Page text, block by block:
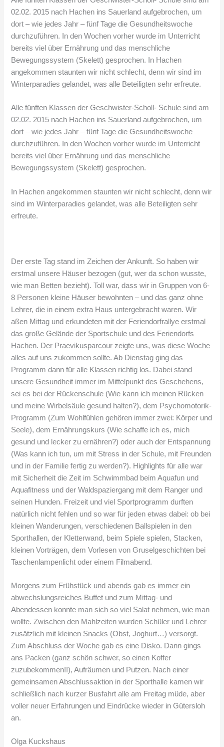
02.02. 2015 nach Hachen ins Sauerland aufgebrochen, um
dort – wie jedes Jahr – fünf Tage die Gesundheitswoche
durchzuführen. In den Wochen vorher wurde im Unterricht
bereits viel über Ernährung und das menschliche
Bewegungssystem (Skelett) gesprochen. In Hachen
angekommen staunten wir nicht schlecht, denn wir sind im
Winterparadies gelandet, was alle Beteiligten sehr erfreute.
Alle fünften Klassen der Geschwister-Scholl- Schule sind am
02.02. 2015 nach Hachen ins Sauerland aufgebrochen, um
dort – wie jedes Jahr – fünf Tage die Gesundheitswoche
durchzuführen. In den Wochen vorher wurde im Unterricht
bereits viel über Ernährung und das menschliche
Bewegungssystem (Skelett) gesprochen.
In Hachen angekommen staunten wir nicht schlecht, denn wir
sind im Winterparadies gelandet, was alle Beteiligten sehr
erfreute.
Der erste Tag stand im Zeichen der Ankunft. So haben wir
erstmal unsere Häuser bezogen (gut, wer da schon wusste,
wie man Betten bezieht). Toll war, dass wir in Gruppen von 6-
8 Personen kleine Häuser bewohnten – und das ganz ohne
Lehrer, die in einem extra Haus untergebracht waren. Wir
aßen Mittag und erkundeten mit der Feriendorfrallye erstmal
das große Gelände der Sportschule und des Feriendorfs
Hachen. Der Praevikusparcour zeigte uns, was diese Woche
alles auf uns zukommen sollte. Ab Dienstag ging das
Programm dann für alle Klassen richtig los. Dabei stand
unsere Gesundheit immer im Mittelpunkt des Geschehens,
sei es bei der Rückenschule (Wie kann ich meinen Rücken
und meine Wirbelsäule gesund halten?), dem Psychomotorik-
Programm (Zum Wohlfühlen gehören immer zwei: Körper und
Seele), dem Ernährungskurs (Wie schaffe ich es, mich
gesund und lecker zu ernähren?) oder auch der Entspannung
(Was kann ich tun, um mit Stress in der Schule, mit Freunden
und in der Familie fertig zu werden?). Highlights für alle war
mit Sicherheit die Zeit im Schwimmbad beim Aquafun und
Aquafitness und der Waldspaziergang mit dem Ranger und
seinen Hunden. Freizeit und viel Sportprogramm durften
natürlich nicht fehlen und so war für jeden etwas dabei: ob bei
kleinen Wanderungen, verschiedenen Ballspielen in den
Sporthallen, der Kletterwand, beim Spiele spielen, Stacken,
kleinen Vorträgen, dem Vorlesen von Gruselgeschichten bei
Taschenlampenlicht oder einem Filmabend.
Morgens zum Frühstück und abends gab es immer ein
abwechslungsreiches Buffet und zum Mittag- und
Abendessen konnte man sich so viel Salat nehmen, wie man
wollte. Zwischen den Mahlzeiten wurden Schüler und Lehrer
zusätzlich mit kleinen Snacks (Obst, Joghurt…) versorgt.
Zum Abschluss der Woche gab es eine Disko. Dann gings
ans Packen (ganz schön schwer, so einen Koffer
zuzubekommen!!), Aufräumen und Putzen. Nach einer
gemeinsamen Abschlussaktion in der Sporthalle kamen wir
schließlich nach kurzer Busfahrt alle am Freitag müde, aber
voller neuer Erfahrungen und Eindrücke wieder in Gütersloh
an.
Olga Kuckshaus